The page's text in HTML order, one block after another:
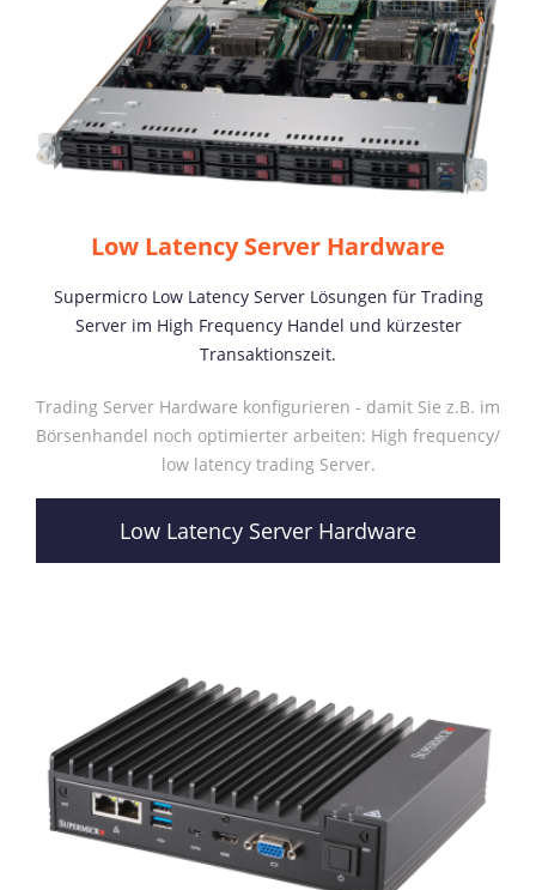
Low Latency Server Hardware
Supermicro Low Latency Server Lösungen für Trading
Server im High Frequency Handel und kürzester
Transaktionszeit.
Trading Server Hardware konfigurieren - damit Sie z.B. im
Börsenhandel noch optimierter arbeiten: High frequency/
low latency trading Server.
Low Latency Server Hardware